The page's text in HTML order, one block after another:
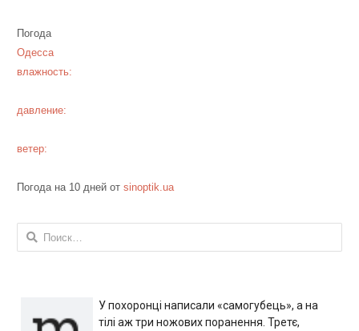
Погода
Одесса
влажность:
давление:
ветер:
Погода на 10 дней от sinoptik.ua
Найти:
У похоронці написали «самогубець», а на
тілі аж три ножових поранення. Третє,